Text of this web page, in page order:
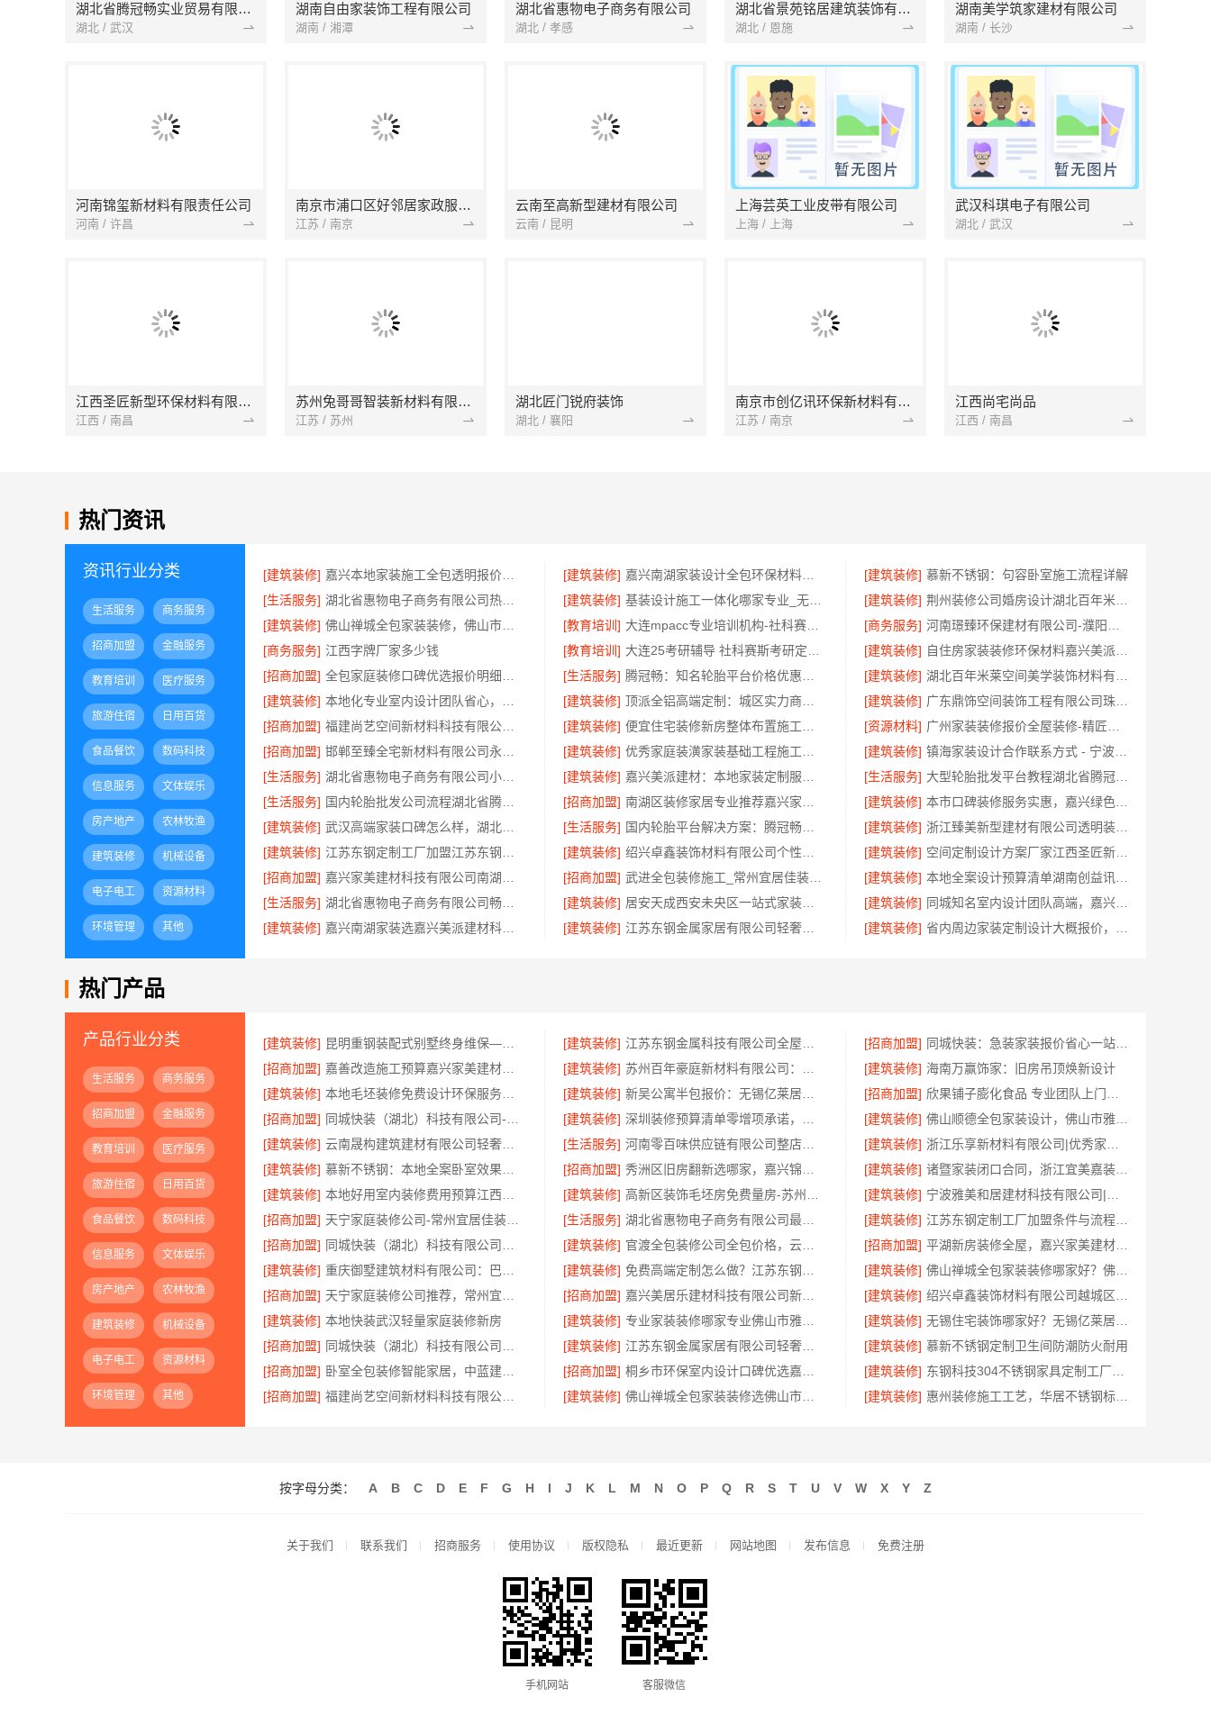
湖北省腾冠畅实业贸易有限公司
湖北 / 武汉
湖南自由家装饰工程有限公司
湖南 / 湘潭
湖北省惠物电子商务有限公司
湖北 / 孝感
湖北省景苑铭居建筑装饰有限公司
湖北 / 恩施
湖南美学筑家建材有限公司
湖南 / 长沙
河南锦玺新材料有限责任公司
河南 / 许昌
南京市浦口区好邻居家政服务中心
江苏 / 南京
云南至高新型建材有限公司
云南 / 昆明
上海芸英工业皮带有限公司
上海 / 上海
武汉科琪电子有限公司
湖北 / 武汉
江西圣匠新型环保材料有限公司
江西 / 南昌
苏州兔哥哥智装新材料有限公司
江苏 / 苏州
湖北匠门锐府装饰
湖北 / 襄阳
南京市创亿讯环保新材料有限公司
江苏 / 南京
江西尚宅尚品
江西 / 南昌
热门资讯
资讯行业分类
生活服务 商务服务
招商加盟 金融服务
教育培训 医疗服务
旅游住宿 日用百货
食品餐饮 数码科技
信息服务 文体娱乐
房产地产 农林牧渔
建筑装修 机械设备
电子电工 资源材料
环境管理 其他
[建筑装修] [建筑装修] [建筑装修] 慕新不锈钢：句容卧室施工流程详解
[生活服务]
[建筑装修] [建筑装修]
荆州装修公司婚房设计湖北百年米莱空间美学装饰材料有限公司
[建筑装修]
[教育培训] [商务服务]
[商务服务] 江西字牌厂家多少钱 [教育培训] [建筑装修]
[招商加盟]
[生活服务] [建筑装修]
[建筑装修]
[建筑装修] [建筑装修]
广东鼎饰空间装饰工程有限公司珠三角正规装饰透明化施工
[招商加盟]
[建筑装修] [资源材料]
[招商加盟]
[建筑装修] [建筑装修]
镇海家装设计合作联系方式 - 宁波雅美和居建材科技有限公司预约咨询
[生活服务]
[建筑装修] [生活服务]
大型轮胎批发平台教程湖北省腾冠畅实业贸易有限公司采购指南
[生活服务]
[招商加盟] [建筑装修]
[建筑装修]
[生活服务] [建筑装修]
浙江臻美新型建材有限公司透明装修设计施工精装
[建筑装修]
[建筑装修] [建筑装修]
空间定制设计方案厂家江西圣匠新型环保材料有限公司
[招商加盟]
[招商加盟] [建筑装修]
[生活服务]
[建筑装修] [建筑装修]
同城知名室内设计团队高端，嘉兴绿色之家建材科技有限公司
[建筑装修]
[建筑装修] [建筑装修]
热门产品
产品行业分类
生活服务 商务服务
招商加盟 金融服务
教育培训 医疗服务
旅游住宿 日用百货
食品餐饮 数码科技
信息服务 文体娱乐
房产地产 农林牧渔
建筑装修 机械设备
电子电工 资源材料
环境管理 其他
[建筑装修] [建筑装修] [招商加盟]
同城快装：急装家装报价省心一站式搞定
[招商加盟]
[建筑装修] [建筑装修] 海南万赢饰家：旧房吊顶焕新设计
[建筑装修]
[建筑装修] [招商加盟]
[招商加盟]
[建筑装修] [建筑装修]
佛山顺德全包家装设计，佛山市雅居美家建筑装饰工程有限公司值得信赖
[建筑装修]
[生活服务] [建筑装修]
[建筑装修]
[招商加盟] [建筑装修]
诸暨家装闭口合同，浙江宜美嘉装饰工程有限公司安心托付
[建筑装修]
[建筑装修] [建筑装修]
[招商加盟]
[生活服务] [建筑装修]
江苏东钢定制工厂加盟条件与流程——江苏东钢金属科技有限公司
[招商加盟]
[建筑装修] [招商加盟]
平湖新房装修全屋，嘉兴家美建材科技有限公司一站式服务
[建筑装修]
[建筑装修] [建筑装修]
佛山禅城全包家装装修哪家好？佛山市雅居美家装饰一站式省心
[招商加盟]
[招商加盟] [建筑装修]
[建筑装修] 本地快装武汉轻量家庭装修新房 [建筑装修] [建筑装修]
[招商加盟]
[建筑装修] [建筑装修] 慕新不锈钢定制卫生间防潮防火耐用
[招商加盟]
[招商加盟] [建筑装修]
[招商加盟]
[建筑装修] [建筑装修] 惠州装修施工工艺，华居不锈钢标准规范
按字母分类： A B C D E F G H I J K L M N O P Q R S T U V W X Y Z
关于我们 联系我们 招商服务 使用协议 版权隐私 最近更新 网站地图 发布信息 免费注册
手机网站 客服微信